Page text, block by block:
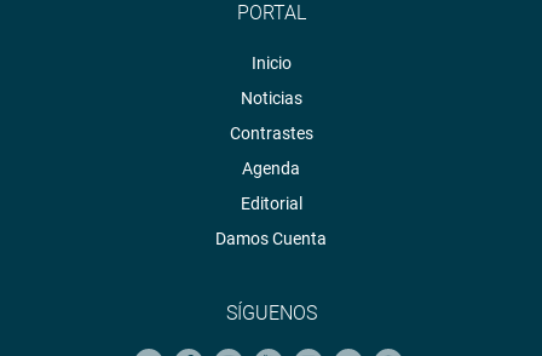
PORTAL
Inicio
Noticias
Contrastes
Agenda
Editorial
Damos Cuenta
SÍGUENOS